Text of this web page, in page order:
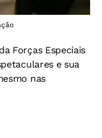
Forças Especiais
e sua
nas